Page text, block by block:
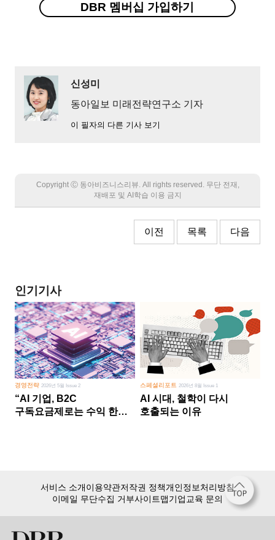
DBR 멤버십 가입하기
신성미
동아일보 미래전략연구소 기자
이 필자의 다른 기사 보기
Copyright Ⓒ 동아비즈니스리뷰. All rights reserved. 무단 전재,
재배포 및 AI학습 이용 금지
이전 목록 다음
인기기사
경영전략 2026년 5월 Issue 2
“AI 기업, B2C
구독요금제로는 수익 한계
스페셜리포트 2026년 8월 Issue 1
AI 시대, 철학이 다시
호출되는 이유
서비스 소개이용약관저작권 정책개인정보처리방침
이메일 무단수집 거부사이트맵기업교육 문의